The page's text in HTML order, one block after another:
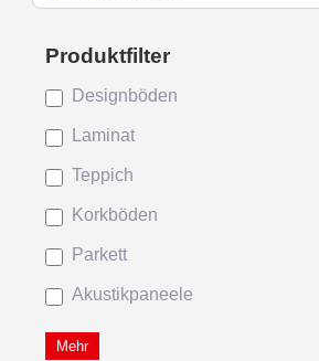
Designböden
Laminat
Teppich
Korkböden
Parkett
Akustikpaneele
Mehr